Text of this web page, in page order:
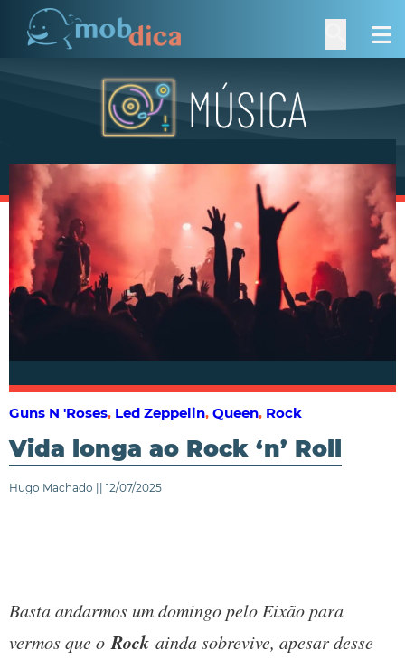
Guns N 'Roses, Led Zeppelin, Queen, Rock
Vida longa ao Rock ‘n’ Roll
Hugo Machado || 12/07/2025
Basta andarmos um domingo pelo Eixão para
vermos que oRock ainda sobrevive, apesar desse